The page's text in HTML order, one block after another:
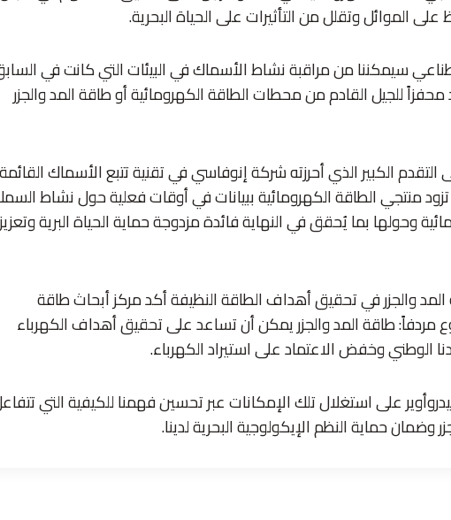
الموائل وتقلل من التأثيرات على الحياة البحرية.
سيمكننا من مراقبة نشاط الأسماك في البيئات التي كانت في
محفزاً للجيل القادم من محطات الطاقة الكهرومائية أو طاقة المد والجزر
الكبير الذي أحرزته شركة إنوفاسي في تقنية تتبع الأسماك القائمة
منتجي الطاقة الكهرومائية ببيانات في أوقات فعلية حول نشاط
وحولها بما يُحقق في النهاية فائدة مزدوجة حماية الحياة البرية وتعزيز
والجزر في تحقيق أهداف الطاقة النظيفة أكد مركز أبحاث طاقة
مردفاً: طاقة المد والجزر يمكن أن تساعد على تحقيق أهداف الكهرباء
الوطني وخفض الاعتماد على استيراد الكهرباء.
على استغلال تلك الإمكانات عبر تحسين فهمنا للكيفية التي
وضمان حماية النظم الإيكولوجية البحرية لدينا.